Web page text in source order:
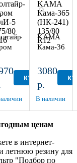
80
КУПИТЬ
KAMA
Кама-365
135/80
3080
р.
В наличии
ценам
в интернет-
летнюю резину для
"Подбор по